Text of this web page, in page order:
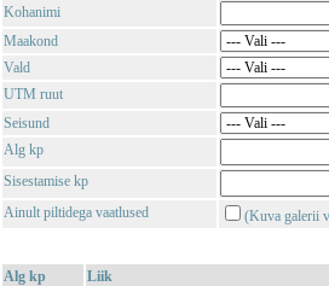
Kohanimi
Maakond
Vald
UTM ruut
Seisund
Alg kp
Sisestamise kp
Ainult piltidega vaatlused
(Kuva galerii
Alg kp Liik